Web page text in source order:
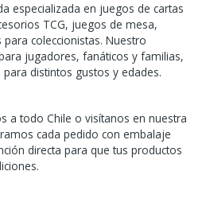
especializada en juegos de cartas
TCG, juegos de mesa,
coleccionistas. Nuestro
jugadores, fanáticos y familias,
distintos gustos y edades.
a todo Chile o visítanos en nuestra
cada pedido con embalaje
directa para que tus productos